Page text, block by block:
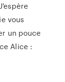
vous
un pouce
Alice :